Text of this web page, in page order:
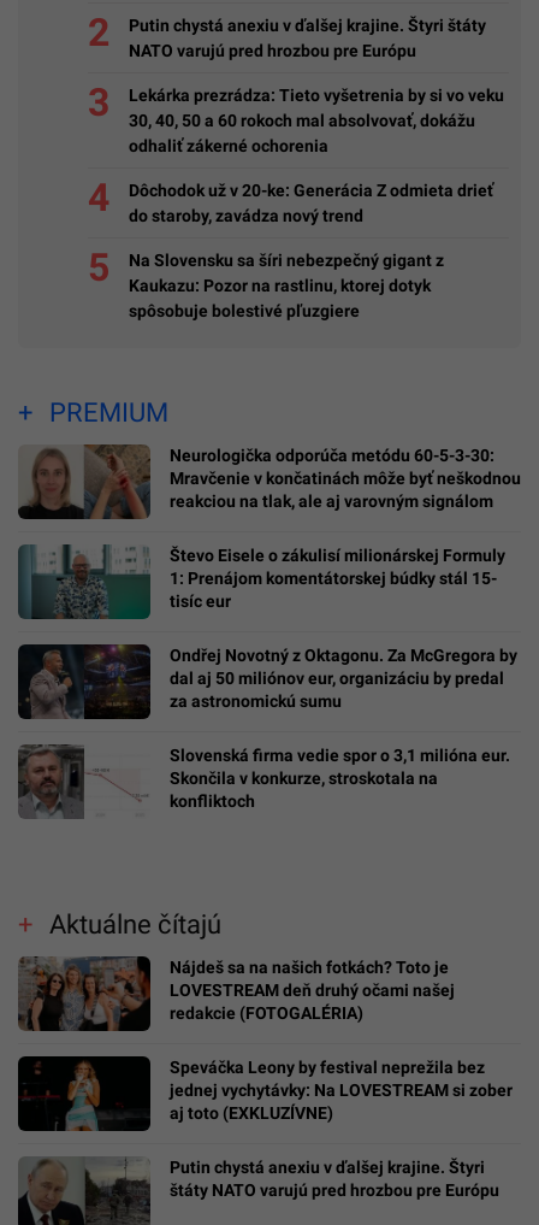
Putin chystá anexiu v ďalšej krajine. Štyri štáty
NATO varujú pred hrozbou pre Európu
Lekárka prezrádza: Tieto vyšetrenia by si vo veku
30, 40, 50 a 60 rokoch mal absolvovať, dokážu
odhaliť zákerné ochorenia
Dôchodok už v 20-ke: Generácia Z odmieta drieť
do staroby, zavádza nový trend
Na Slovensku sa šíri nebezpečný gigant z
Kaukazu: Pozor na rastlinu, ktorej dotyk
spôsobuje bolestivé pľuzgiere
PREMIUM
Neurologička odporúča metódu 60-5-3-30:
Mravčenie v končatinách môže byť neškodnou
reakciou na tlak, ale aj varovným signálom
Števo Eisele o zákulisí milionárskej Formuly
1: Prenájom komentátorskej búdky stál 15-
tisíc eur
Ondřej Novotný z Oktagonu. Za McGregora by
dal aj 50 miliónov eur, organizáciu by predal
za astronomickú sumu
Slovenská firma vedie spor o 3,1 milióna eur.
Skončila v konkurze, stroskotala na
konfliktoch
Aktuálne čítajú
Nájdeš sa na našich fotkách? Toto je
LOVESTREAM deň druhý očami našej
redakcie (FOTOGALÉRIA)
Speváčka Leony by festival neprežila bez
jednej vychytávky: Na LOVESTREAM si zober
aj toto (EXKLUZÍVNE)
Putin chystá anexiu v ďalšej krajine. Štyri
štáty NATO varujú pred hrozbou pre Európu